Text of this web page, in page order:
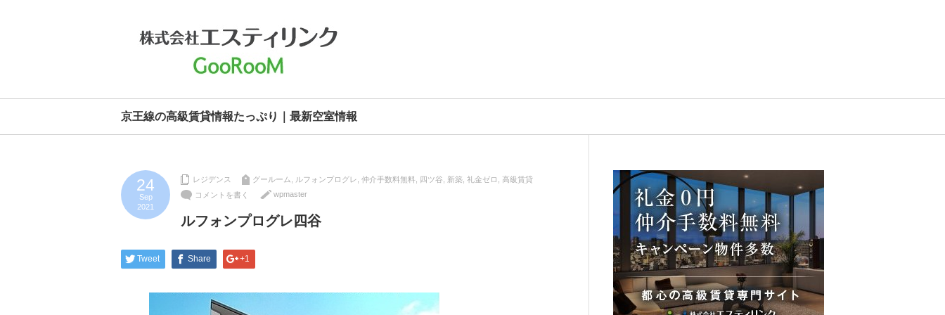
京王線の高級賃貸情報たっぷり｜最新空室情報
24
Sep
2021
レジデンス グールーム ルフォンプログレ 仲介手数料無料 四ツ谷 新築 礼金ゼロ
高級賃貸
コメントを書く
wpmaster
ルフォンプログレ四谷
Tweet Share +1